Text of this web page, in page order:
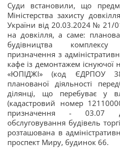
Суди встановили, що
Міністерства захисту
України від 20.03.2024 № 21/
на довкілля, а саме:
будівництва комплексу
призначення з
кафе із демонтажем існуючої
«ЮПІДЖІ» (код ЄДРПОУ
планованої діяльності
ділянці, що перебуває у
(кадастровий номер
призначення - 03.07
обслуговування будівель
розташована в
проспект Миру, будинок 66.